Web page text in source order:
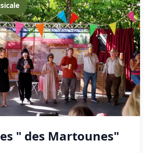
" des Martounes"